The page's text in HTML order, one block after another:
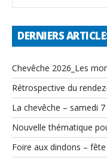
DERNIERS
Chevêche 2026_Les
Rétrospective du
La chevêche – samedi
Nouvelle thématique
Foire aux dindons –